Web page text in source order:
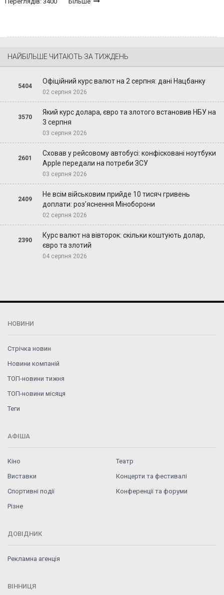
НАЙБІЛЬШЕ ЧИТАЮТЬ ЗА ТИЖДЕНЬ
5404
Офіційний курс валют на 2 серпня: дані Нацбанку
02 серпня 2026
3570
Який курс долара, євро та злотого встановив НБУ на
3 серпня
03 серпня 2026
2601
Сховав у рейсовому автобусі: конфісковані ноутбуки
Apple передали на потреби ЗСУ
03 серпня 2026
2409
Не всім військовим прийде 10 тисяч гривень
доплати: роз’яснення Міноборони
02 серпня 2026
2390
Курс валют на вівторок: скільки коштують долар,
євро та злотий
04 серпня 2026
НОВИНИ
Стрічка новин
Новини компаній
ТОП-новини тижня
ТОП-новини місяця
Теги
АФІША
Кіно
Театр
Виставки
Концерти та фестивалі
Спортивні події
Конференції та форуми
Різне
ДОВІДНИК
Рекламна агенція
ВІННИЦЯ